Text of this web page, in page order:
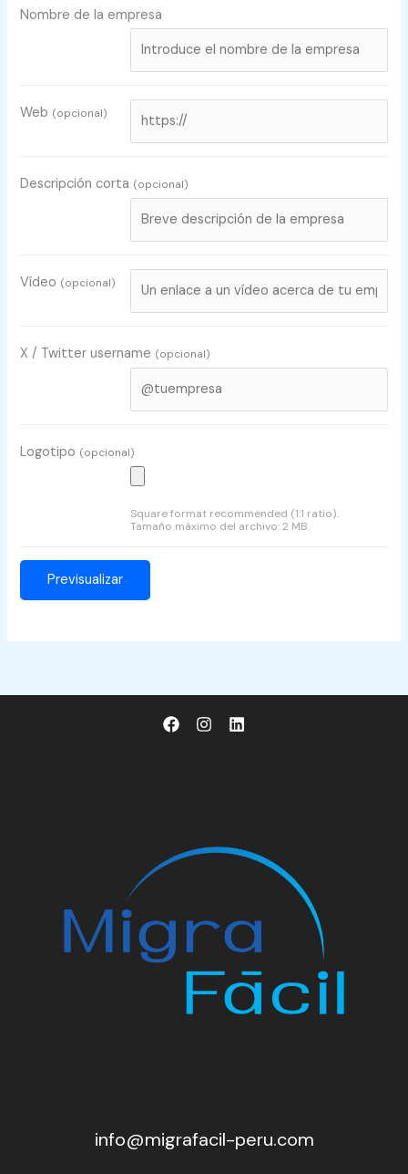
Nombre de la empresa
Web (opcional)
Descripción corta (opcional)
Vídeo (opcional)
X / Twitter username (opcional)
Logotipo (opcional)
Square format recommended (1:1 ratio).
Tamaño máximo del archivo: 2 MB.
info@migrafacil-peru.com